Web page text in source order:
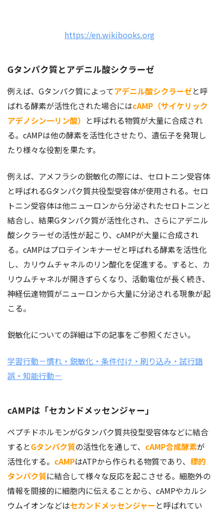
https://en.wikibooks.org
Gタンパク質とアデニル酸シクラーゼ
例えば、Gタンパク質によってアデニル酸シクラーゼと呼
ばれる酵素が活性化された場合にはcAMP（サイケリック
アデノシン一リン酸） と呼ばれる物質が大量に合成され
る。cAMPは他の酵素を活性化させたり、遺伝子を発現し
たり様々な役割を果たす。
例えば、アメフラシの鋭敏化の際には、セロトニン受容体
と呼ばれるGタンパク質共役型受容体が使用される。セロ
トニン受容体は他ニューロンから分泌されたセロトニンと
結合し、結果Gタンパク質が活性化され、さらにアデニル
酸シクラーゼの活性が起こり、cAMPが大量に合成され
る。cAMPはプロテインキナーゼと呼ばれる酵素を活性化
し、カリウムチャネルのリン酸化を促進する。すると、カ
リウムチャネルが開きずらくなり、活動電位が長く続き、
神経伝達物質がニューロンから大量に分泌される現象が起
こる。
鋭敏化についての詳細は下の記事をご参照ください。
学習行動－慣れ・鋭敏化・条件付け・刷り込み・試行錯
誤・知能行動－
cAMPは「セカンドメッセンジャー」
ペプチドホルモンがGタンパク質共役型受容体などに結合
するとGタンパク質の活性化を通して、 cAMP合成酵素が
活性化する。 cAMPはATPから作られる物質であり、 標的
タンパク質に結合して様々な反応を起こさせる。細胞外の
情報を間接的に細胞内に伝えることから、cAMPやカルシ
ウムイオンなどはセカンドメッセンジャー と呼ばれてい